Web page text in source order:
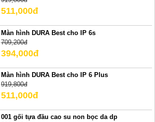
511,000đ
Màn hình DURA Best cho IP 6s
709,200đ
394,000đ
Màn hình DURA Best cho IP 6 Plus
919,800đ
511,000đ
001 gối tựa đầu cao su non bọc da dp